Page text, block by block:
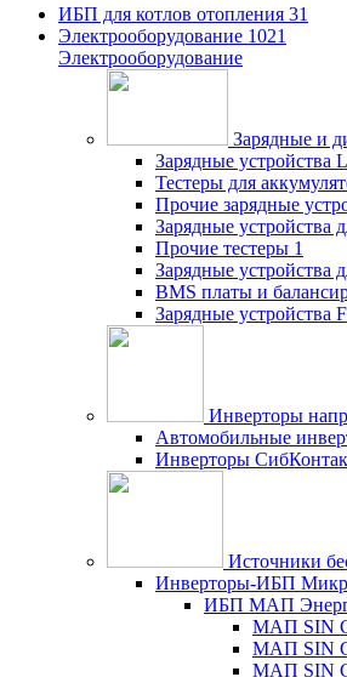
ИБП для котлов отопления 31
Электрооборудование 1021
Электрооборудование
Зарядные и
Зарядные устройства
Тестеры для
Прочие зарядные
Зарядные устройства
Прочие тестеры 1
Зарядные устройства
BMS платы и
Зарядные устройства
Инверторы
Автомобильные
Инверторы
Источники
Инверторы-ИБП
ИБП МАП
МАП SIN
МАП SIN
МАП SIN